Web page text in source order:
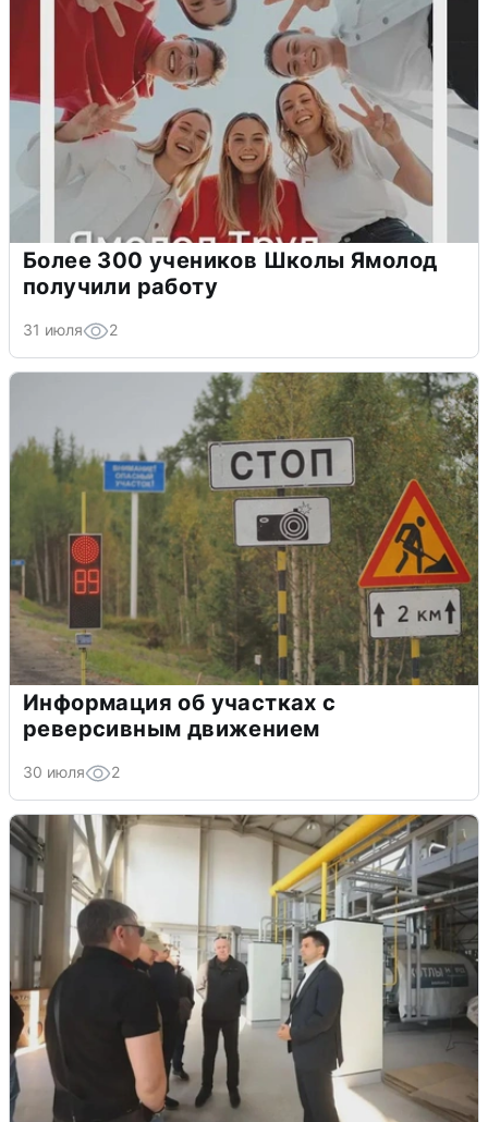
Более 300 учеников Школы Ямолод
получили работу
31 июля 2
Информация об участках с
реверсивным движением
30 июля 2